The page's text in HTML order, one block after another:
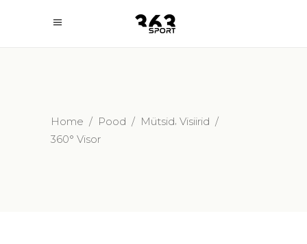
Home / Pood / Mütsid, Visiirid /
360° Visor